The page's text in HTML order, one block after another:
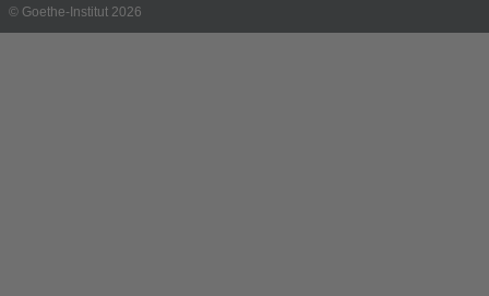
© Goethe-Institut 2026